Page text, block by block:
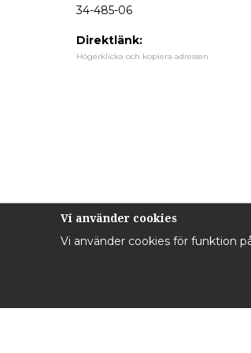
34-485-06
Direktlänk:
Högerklicka och kopiera adressen
Vi använder cookies
Vi använder cookies för funktion